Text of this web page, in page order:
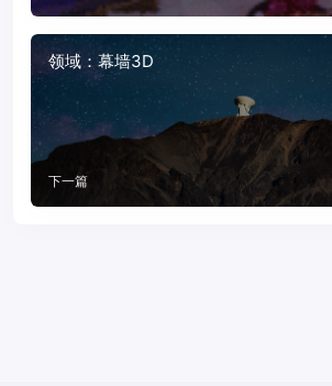
领域：幕墙3D
下一篇